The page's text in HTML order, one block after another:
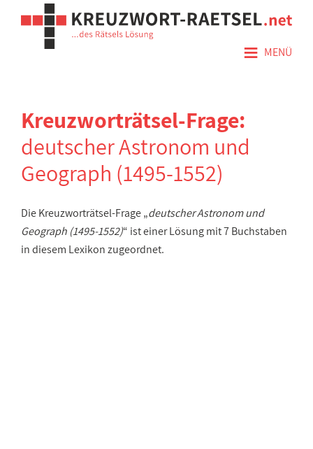
≡ MENÜ
Kreuzworträtsel-Frage:
deutscher Astronom und
Geograph (1495-1552)
Die Kreuzworträtsel-Frage „deutscher Astronom und
Geograph (1495-1552)“ ist einer Lösung mit 7 Buchstaben
in diesem Lexikon zugeordnet.